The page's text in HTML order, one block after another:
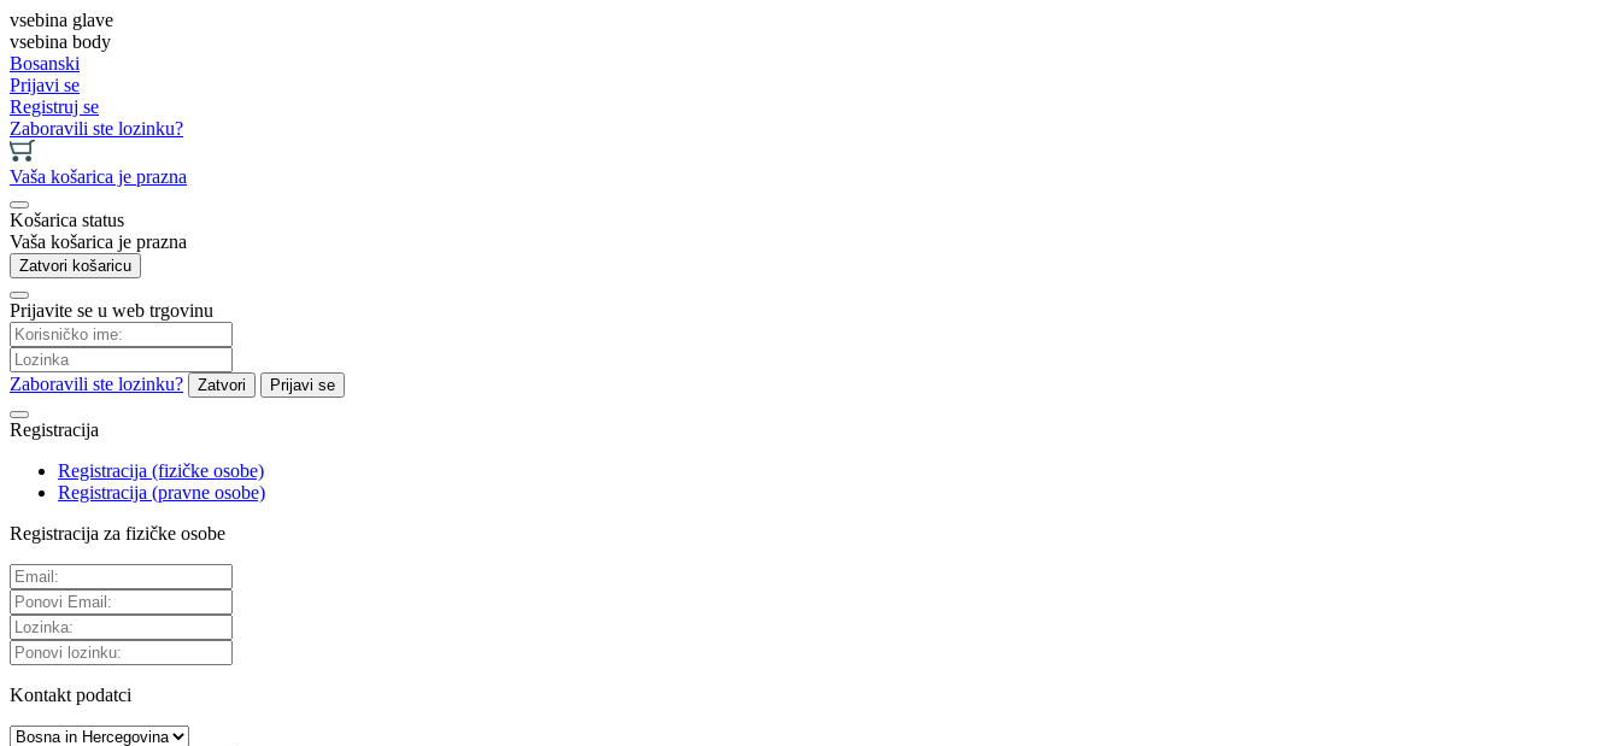
vsebina glave
vsebina body
Bosanski
Prijavi se
Registruj se
Zaboravili ste lozinku?
Vaša košarica je prazna
Košarica status
Vaša košarica je prazna
Zatvori košaricu
Prijavite se u web trgovinu
Zaboravili ste lozinku? Zatvori Prijavi se
Registracija
Registracija (fizičke osobe)
Registracija (pravne osobe)
Registracija za fizičke osobe
Kontakt podatci